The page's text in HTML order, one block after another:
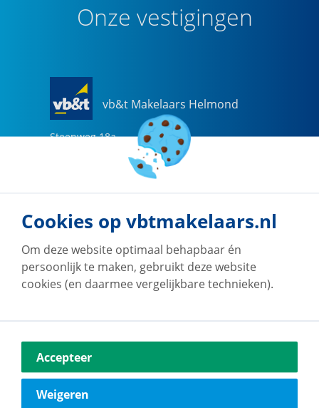
Onze vestigingen
vb&t Makelaars Helmond
Steenweg 18a
helmond@vbtmakelaars.nl
Naar vestiging
Vestdijk 180
5611 CZ Eindhoven
040-2696949
Cookies op vbtmakelaars.nl
Om deze website optimaal behapbaar én
persoonlijk te maken, gebruikt deze website
cookies (en daarmee vergelijkbare technieken).
Accepteer
Weigeren